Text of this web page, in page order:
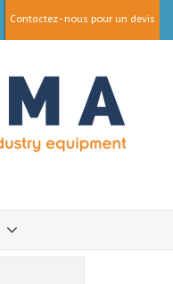
Contactez-nous pour un devis